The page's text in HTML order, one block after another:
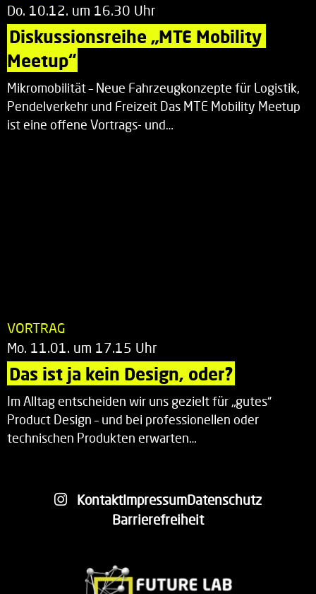
Do. 10.12. um 16.30 Uhr
Diskussionsreihe „MTE Mobility
Meetup“
Mikromobilität – Neue Fahrzeugkonzepte für Logistik,
Pendelverkehr und Freizeit Das MTE Mobility Meetup
ist eine offene Vortrags- und…
VORTRAG
Mo. 11.01. um 17.15 Uhr
Das ist ja kein Design, oder?
Im Alltag entscheiden wir uns gezielt für „gutes“
Product Design – und bei professionellen oder
technischen Produkten erwarten…
KontaktImpressumDatenschutz
Barrierefreiheit